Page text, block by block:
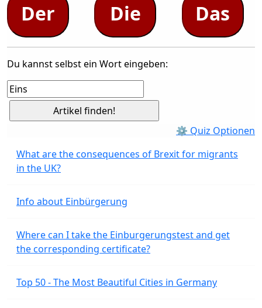
Der Die Das
Du kannst selbst ein Wort eingeben:
⚙ Quiz Optionen
What are the consequences of Brexit for migrants
in the UK?
Info about Einbürgerung
Where can I take the Einburgerungstest and get
the corresponding certificate?
Top 50 - The Most Beautiful Cities in Germany